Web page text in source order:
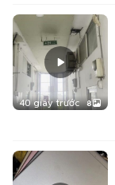
40 giây trước 8